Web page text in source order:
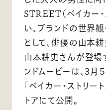
STREET（ベイカー・
い、ブランドの世界
として、俳優の山本
山本耕史さんが登場
ンドムービーは、3月
「ベイカー・ストリー
トアにて公開。